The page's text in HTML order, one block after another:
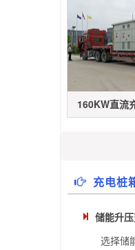
160KW直流
充电桩
储能升
选择储